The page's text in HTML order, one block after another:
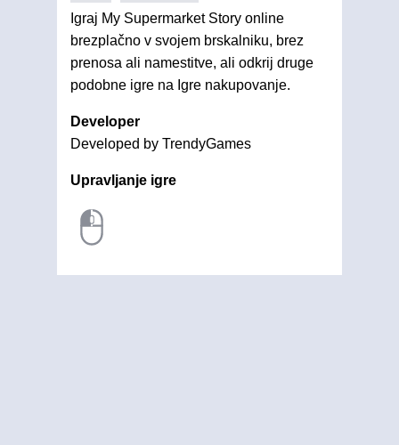
Igraj My Supermarket Story online
brezplačno v svojem brskalniku, brez
prenosa ali namestitve, ali odkrij druge
podobne igre na Igre nakupovanje.
Developer
Developed by TrendyGames
Upravljanje igre